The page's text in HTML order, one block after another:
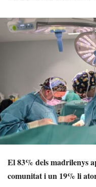
El 83% dels madrilenys
comunitat i un 19% li